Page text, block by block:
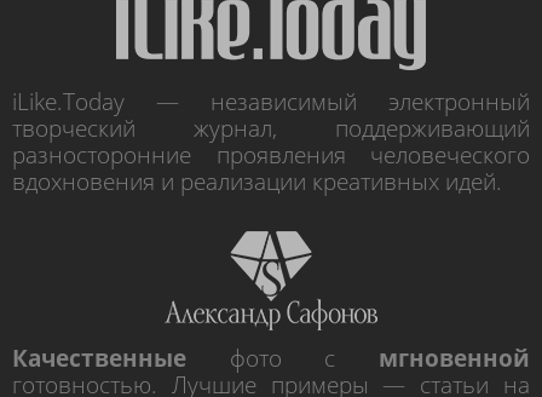
iLike.Today — независимый электронный
творческий журнал, поддерживающий
разносторонние проявления человеческого
вдохновения и реализации креативных идей.
Качественные фото с мгновенной
готовностью. Лучшие примеры — статьи на